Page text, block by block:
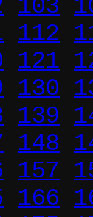
103
112
121
130
139
148
157
166